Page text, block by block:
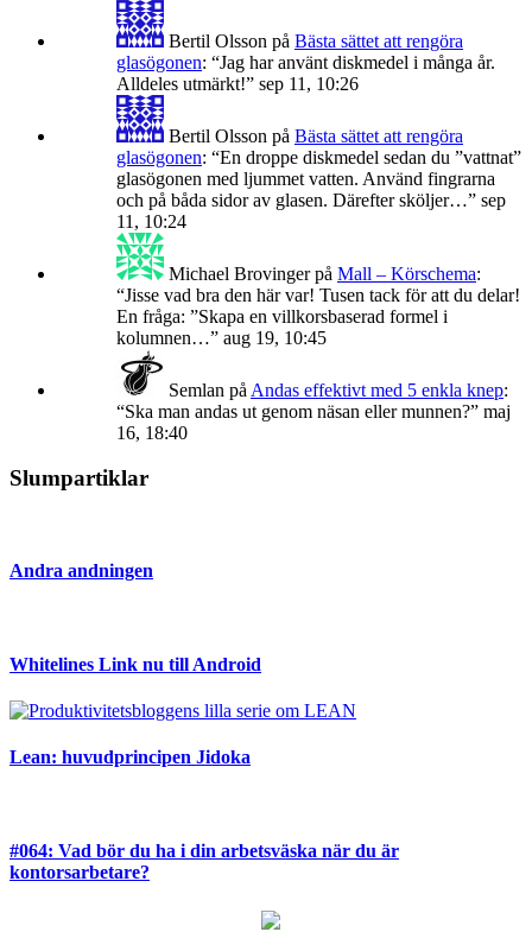
Bertil Olsson på Bästa sättet att rengöra
glasögonen: “Jag har använt diskmedel i många år.
Alldeles utmärkt!” sep 11, 10:26
Bertil Olsson på Bästa sättet att rengöra
glasögonen: “En droppe diskmedel sedan du ”vattnat”
glasögonen med ljummet vatten. Använd fingrarna
och på båda sidor av glasen. Därefter sköljer…” sep
11, 10:24
Michael Brovingerpå Mall – Körschema:
“Jisse vad bra den här var! Tusen tack för att du delar!
En fråga: ”Skapa en villkorsbaserad formel i
kolumnen…” aug 19, 10:45
Semlan på Andas effektivt med 5 enkla knep:
“Ska man andas ut genom näsan eller munnen?” maj
16, 18:40
Slumpartiklar
Andra andningen
Whitelines Link nu till Android
Lean: huvudprincipen Jidoka
#064: Vad bör du ha i din arbetsväska när du är
kontorsarbetare?